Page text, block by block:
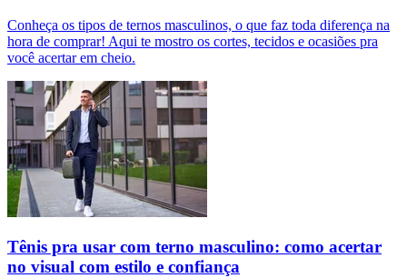
Conheça os tipos de ternos masculinos, o que faz toda diferença na
hora de comprar! Aqui te mostro os cortes, tecidos e ocasiões pra
você acertar em cheio.
Tênis pra usar com terno masculino: como acertar
no visual com estilo e confiança